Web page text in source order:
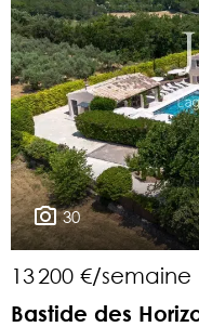
30
13 200 €/semaine
Bastide des